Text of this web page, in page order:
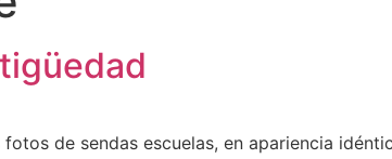
de sendas escuelas, en apariencia